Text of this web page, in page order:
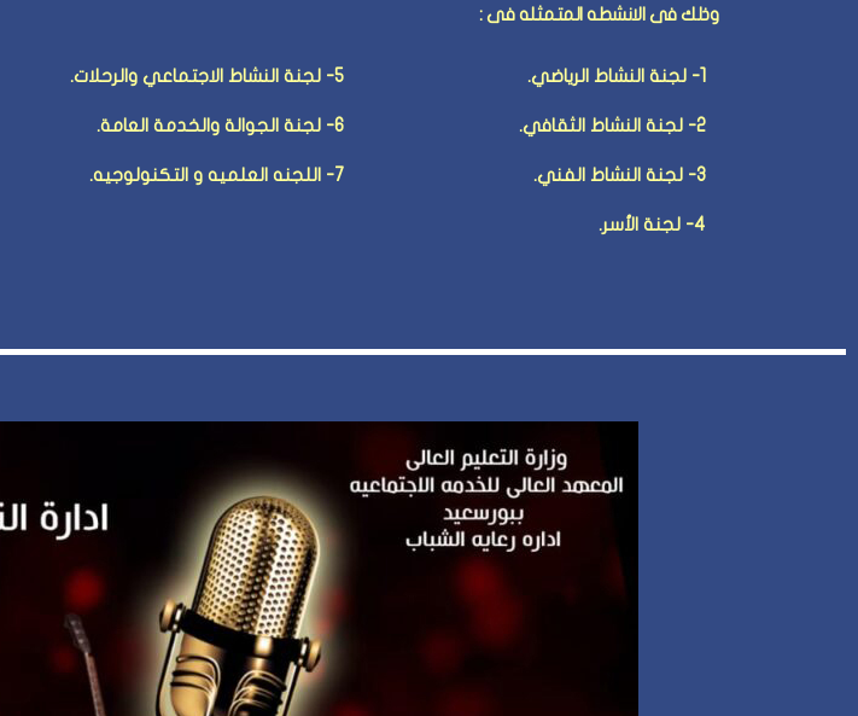
وذلك فى الانشطه المتمثله فى :
1- لجنة النشاط الرياضي.
2- لجنة النشاط الثقافي.
3- لجنة النشاط الفني.
4- لجنة الأسر.
5- لجنة النشاط الاجتماعي والرحلات.
6- لجنة الجوالة والخدمة العامة.
7- اللجنه العلميه و التكنولوجيه.